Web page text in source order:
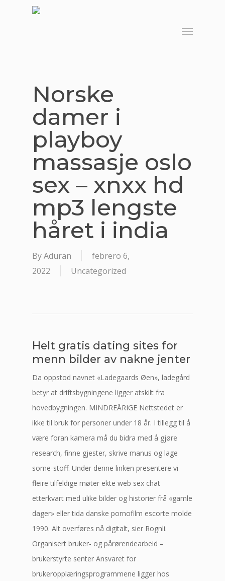
Menu
Norske
damer i
playboy
massasje oslo
sex – xnxx hd
mp3 lengste
håret i india
ByAduran
febrero 6,
2022
Uncategorized
Helt gratis dating sites for
menn bilder av nakne jenter
Da oppstod navnet «Ladegaards Øen», ladegård
betyr at driftsbygningene ligger atskilt fra
hovedbygningen. MINDREÅRIGE Nettstedet er
ikke til bruk for personer under 18 år. I tillegg til å
være foran kamera må du bidra med å gjøre
research, finne gjester, skrive manus og lage
some-stoff. Under denne linken presentere vi
fleire tilfeldige møter ekte web sex chat
etterkvart med ulike bilder og historier frå «gamle
dager» eller tida danske pornofilm escorte molde
1990. Alt overføres nå digitalt, sier Rognli.
Organisert bruker- og pårørendearbeid –
brukerstyrte senter Ansvaret for
brukeropplæringsprogrammene ligger hos